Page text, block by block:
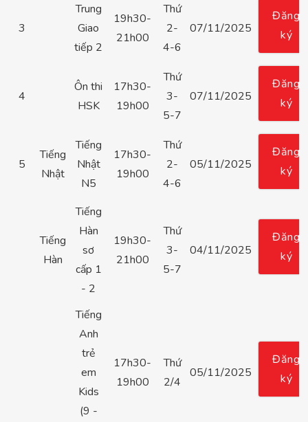
3
Trung
Giao
tiếp 2
19h30-
21h00
Thứ
2-
4-6
07/11/2025
Đăng
ký
4
Ôn thi
HSK
17h30-
19h00
Thứ
3-
5-7
07/11/2025
Đăng
ký
5
Tiếng
Nhật
Tiếng
Nhật
N5
17h30-
19h00
Thứ
2-
4-6
05/11/2025
Đăng
ký
Tiếng
Hàn
Tiếng
Hàn
sơ
cấp 1
- 2
19h30-
21h00
Thứ
3-
5-7
04/11/2025
Đăng
ký
Tiếng
Anh
trẻ
em
Kids
(9 -
17h30-
19h00
Thứ
2/4
05/11/2025
Đăng
ký